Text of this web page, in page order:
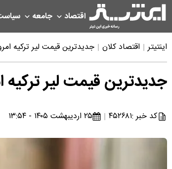
اقتصاد جامعه
اینتیتر اقتصاد کلان جدیدترین قیمت لیر ترکیه امروز جمعه ۲۵
جدیدترین قیمت لیر ترکیه امروز جمعه
کد خبر :۴۵۲۶۸۱ ۲۵ اردیبهشت ۱۴۰۵ - ۱۳:۵۴